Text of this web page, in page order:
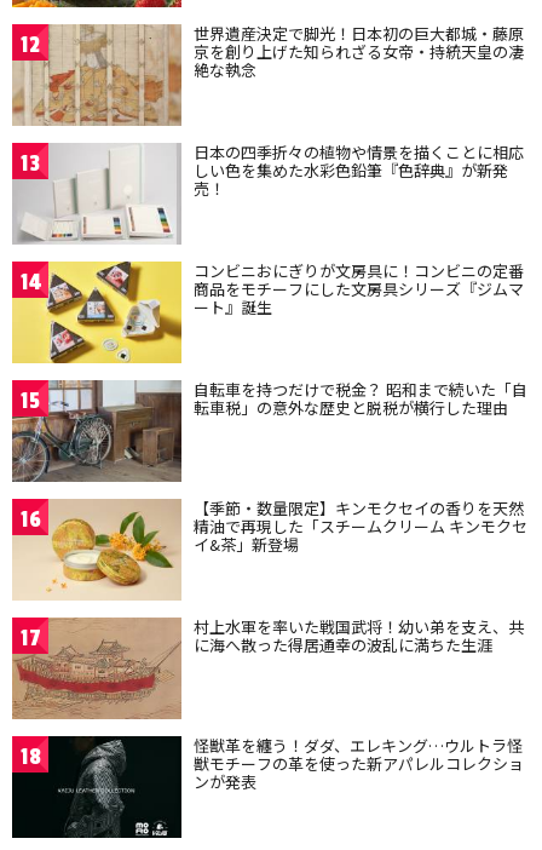
12 世界遺産決定で脚光！日本初の巨大都城・藤原
京を創り上げた知られざる女帝・持統天皇の凄
絶な執念
13 日本の四季折々の植物や情景を描くことに相応
しい色を集めた水彩色鉛筆『色辞典』が新発
売！
14 コンビニおにぎりが文房具に！コンビニの定番
商品をモチーフにした文房具シリーズ『ジムマ
ート』誕生
15 自転車を持つだけで税金？ 昭和まで続いた「自
転車税」の意外な歴史と脱税が横行した理由
16 【季節・数量限定】キンモクセイの香りを天然
精油で再現した「スチームクリーム キンモクセ
イ&茶」新登場
17 村上水軍を率いた戦国武将！幼い弟を支え、共
に海へ散った得居通幸の波乱に満ちた生涯
18 怪獣革を纏う！ダダ、エレキング…ウルトラ怪
獣モチーフの革を使った新アパレルコレクショ
ンが発表